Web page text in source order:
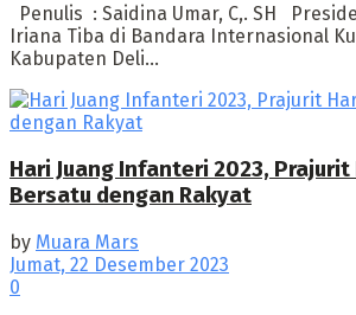
Penulis : Saidina Umar, C,. SH
Iriana Tiba di Bandara Internasional
Kabupaten Deli...
Hari Juang Infanteri 2023, Prajurit
Bersatu dengan Rakyat
by Muara Mars
Jumat, 22 Desember 2023
0